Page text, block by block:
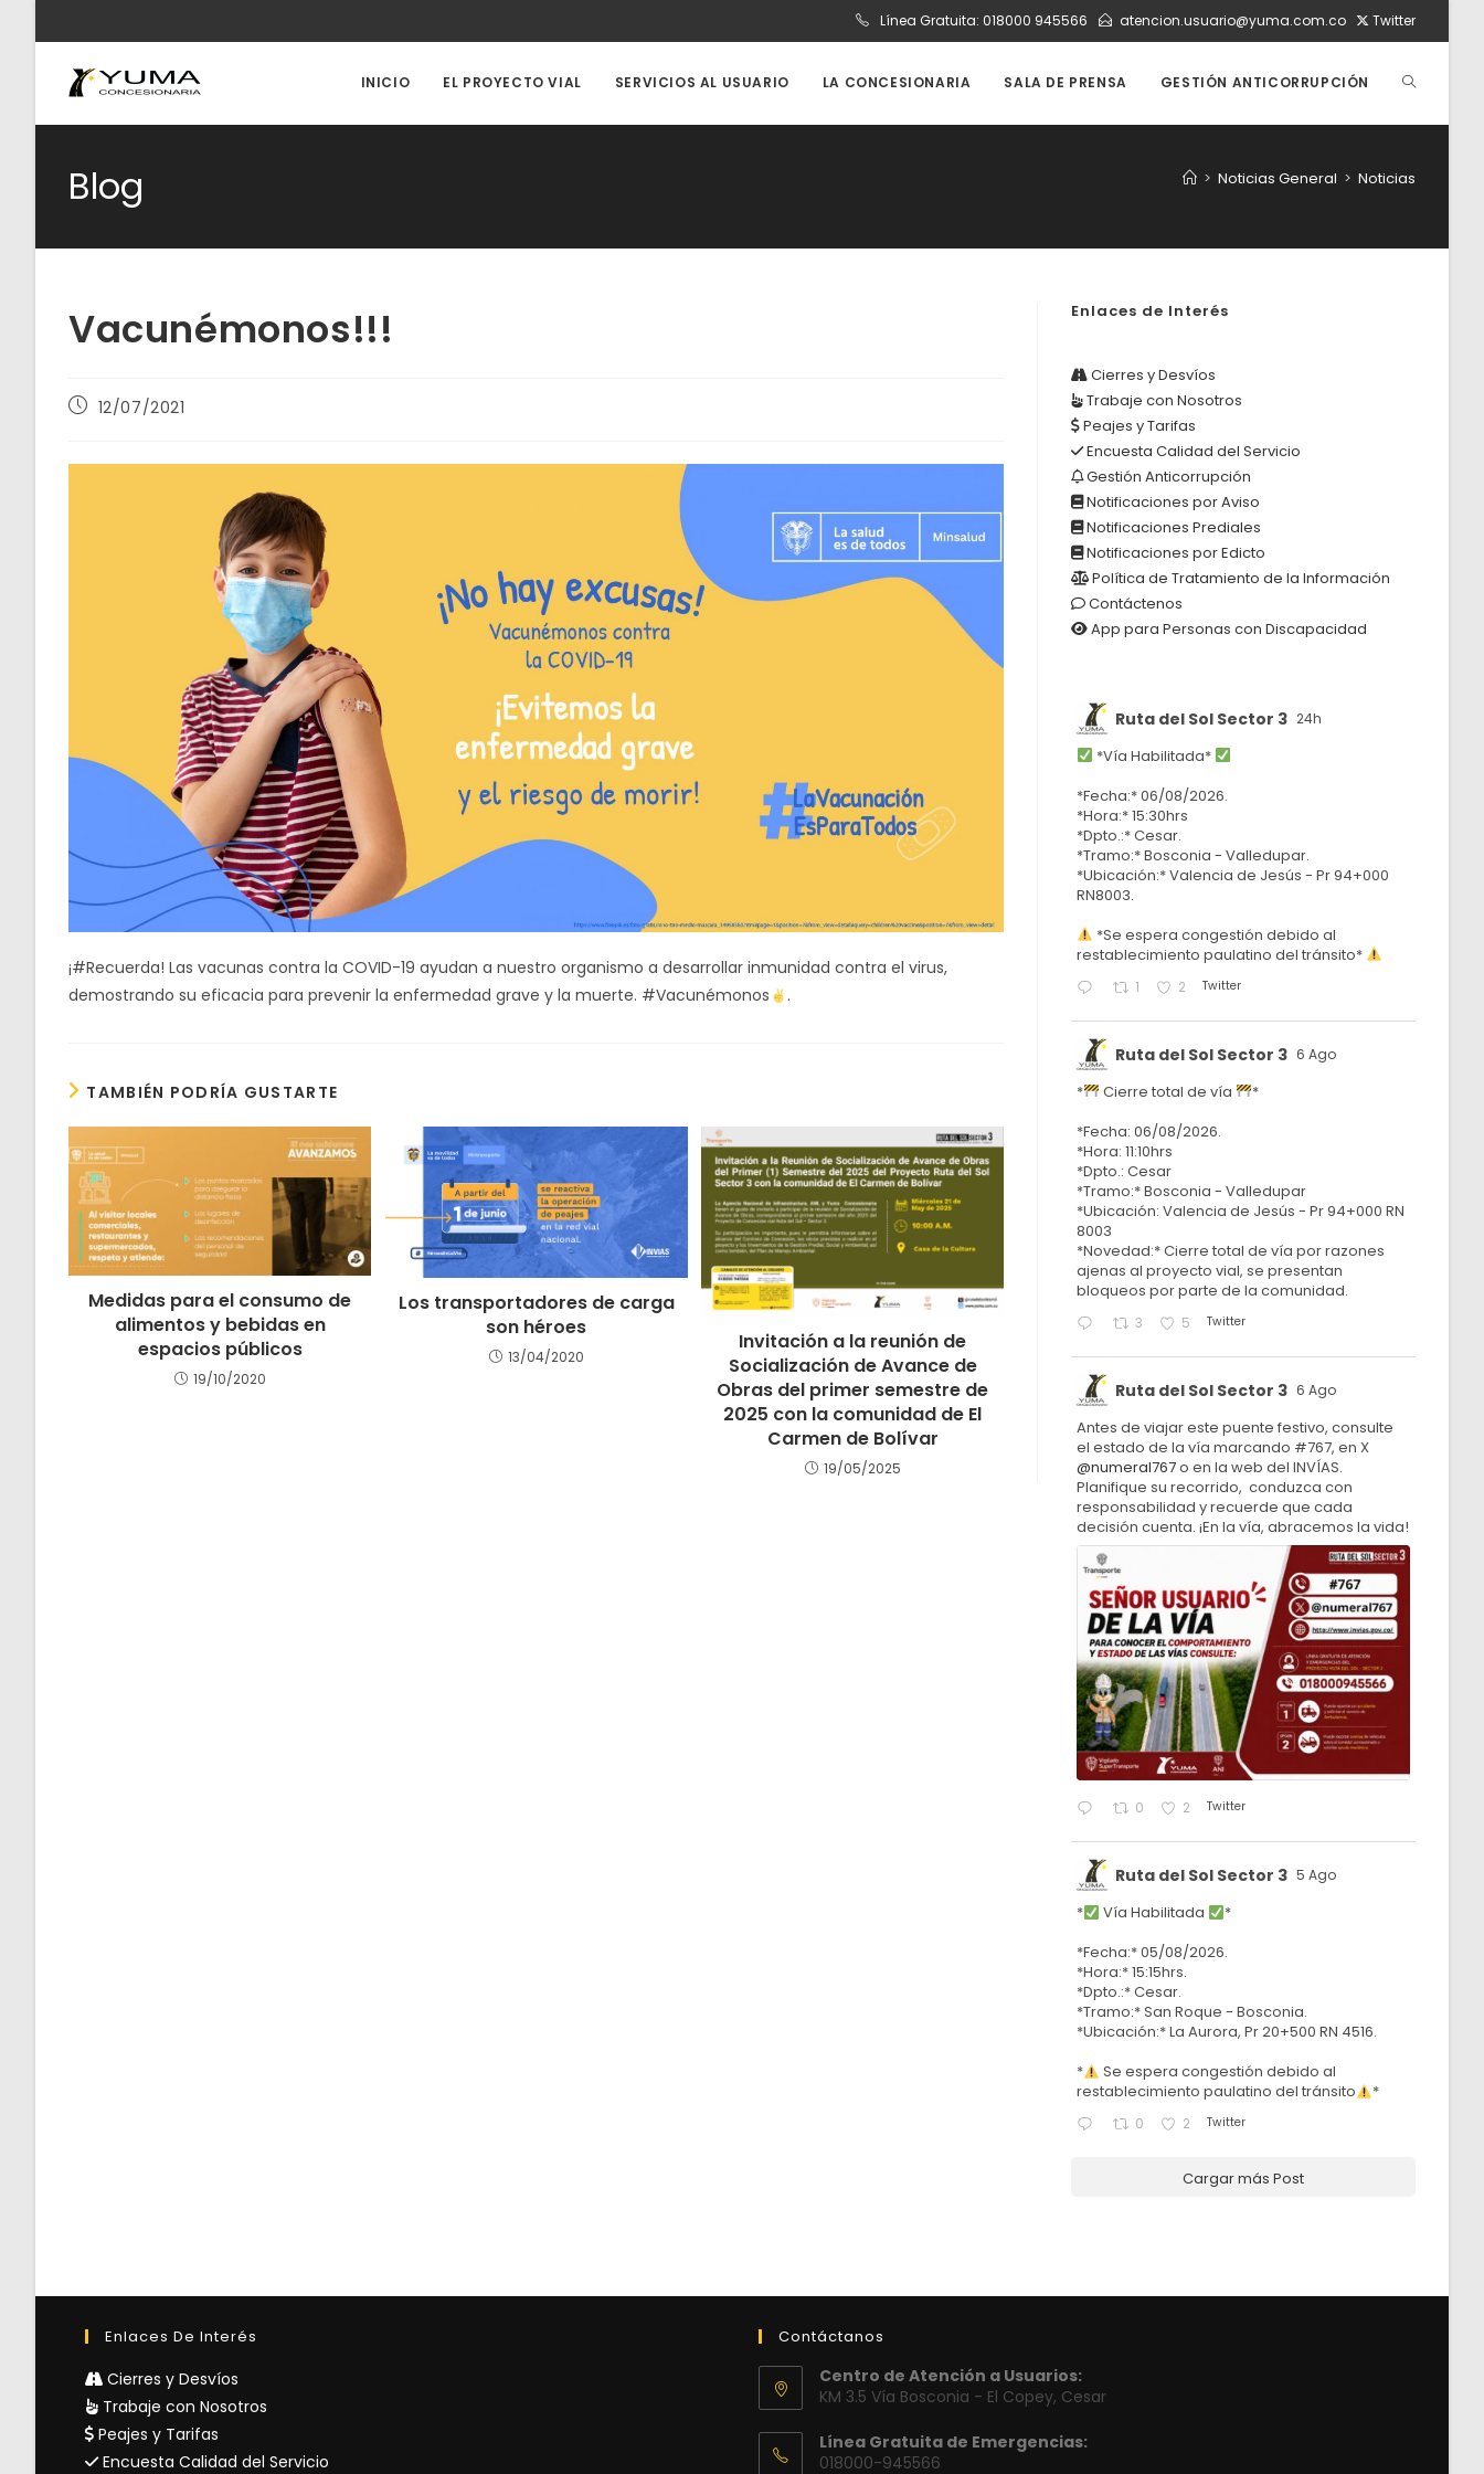
contenido
Línea Gratuita: 018000 945566 atencion.usuario@yuma.com.co Twitter
INICIO EL PROYECTO VIAL SERVICIOS AL USUARIO LA CONCESIONARIA SALA DE PRENSA GESTIÓN ANTICORRUPCIÓN ALTERNAR
DE
Blog > Noticias General > Noticias
Vacunémonos!!!
Publicación
entrada:
12/07/2021
¡#Recuerda! Las vacunas contra la COVID-19 ayudan a nuestro organismo a desarrollar inmunidad contra el virus,
demostrando su eficacia para prevenir la enfermedad grave y la muerte. #Vacunémonos
.
TAMBIÉN PODRÍA GUSTARTE
Medidas para el consumo de
alimentos y bebidas en
espacios públicos
19/10/2020
Los transportadores de carga
son héroes
13/04/2020
Invitación a la reunión de
Socialización de Avance de
Obras del primer semestre de
2025 con la comunidad de El
Carmen de Bolívar
19/05/2025
Enlaces de Interés
Cierres y Desvíos
Trabaje con Nosotros
Peajes y Tarifas
Encuesta Calidad del Servicio
Gestión Anticorrupción
Notificaciones por Aviso
Notificaciones Prediales
Notificaciones por Edicto
Política de Tratamiento de la Información
Contáctenos
App para Personas con Discapacidad
Ruta del Sol Sector 3 24h
*Vía Habilitada*
*Fecha:* 06/08/2026.
*Hora:* 15:30hrs
*Dpto.:* Cesar.
*Tramo:* Bosconia - Valledupar.
*Ubicación:* Valencia de Jesús - Pr 94+000
RN8003.
*Se espera congestión debido al
restablecimiento paulatino del tránsito*
1 2 Twitter
Ruta del Sol Sector 3 6 Ago
* Cierre total de vía
*
*Fecha: 06/08/2026.
*Hora: 11:10hrs
*Dpto.: Cesar
*Tramo:* Bosconia - Valledupar
*Ubicación: Valencia de Jesús - Pr 94+000 RN
8003
*Novedad:* Cierre total de vía por razones
ajenas al proyecto vial, se presentan
bloqueos por parte de la comunidad.
3 5 Twitter
Ruta del Sol Sector 3 6 Ago
Antes de viajar este puente festivo, consulte
el estado de la vía marcando #767, en X
@numeral767o en la web del INVÍAS.
Planifique su recorrido, conduzca con
responsabilidad y recuerde que cada
decisión cuenta. ¡En la vía, abracemos la vida!
0 2 Twitter
Ruta del Sol Sector 3 5 Ago
* Vía Habilitada
*
*Fecha:* 05/08/2026.
*Hora:* 15:15hrs.
*Dpto.:* Cesar.
*Tramo:* San Roque - Bosconia.
*Ubicación:* La Aurora, Pr 20+500 RN 4516.
*
Se espera congestión debido al
restablecimiento paulatino del tránsito
*
0 2 Twitter
Cargar más Post
Enlaces De Interés
Cierres y Desvíos
Trabaje con Nosotros
Peajes y Tarifas
Encuesta Calidad del Servicio
Contáctanos
Centro de Atención a Usuarios:
KM 3.5 Vía Bosconia - El Copey, Cesar
Línea Gratuita de Emergencias:
018000-945566